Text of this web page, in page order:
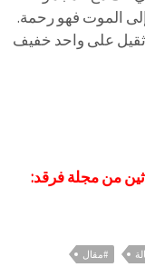
الموت فهو رحمة.
ثقيل على واحد خفيف
من مجلة فرقد:
#مقال